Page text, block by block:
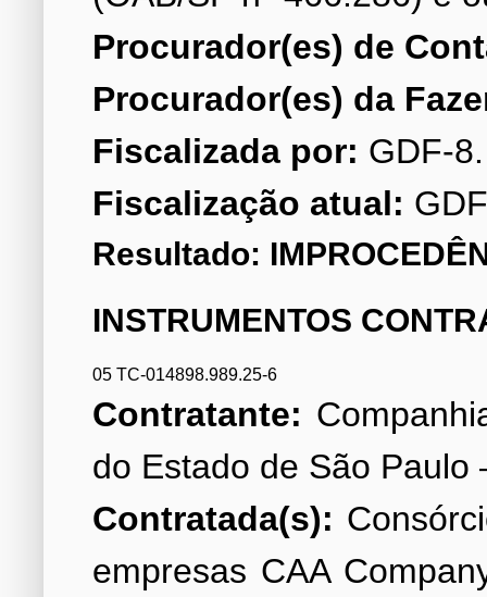
Procurador(es) de
Procurador(es) da
Fiscalizada por:
Fiscalização atual:
Resultado:
INSTRUMENTOS
05 TC-014898.989.25-6
Contratante:
Contratada(s):
empresas CAA